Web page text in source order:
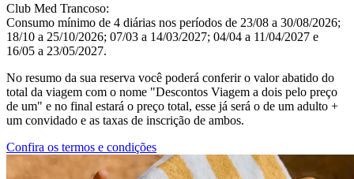
Club Med Trancoso:
Consumo mínimo de 4 diárias nos períodos de 23/08 a 30/08/2026;
18/10 a 25/10/2026; 07/03 a 14/03/2027; 04/04 a 11/04/2027 e
16/05 a 23/05/2027.
No resumo da sua reserva você poderá conferir o valor abatido do
total da viagem com o nome "Descontos Viagem a dois pelo preço
de um" e no final estará o preço total, esse já será o de um adulto +
um convidado e as taxas de inscrição de ambos.
Confira os termos e condições